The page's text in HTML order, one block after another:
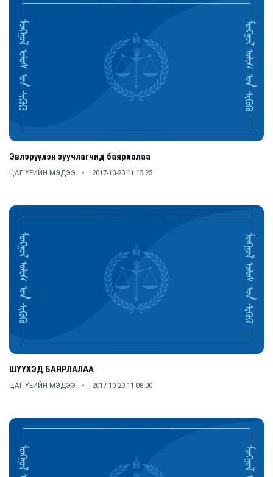
Эвлэрүүлэн зуучлагчид баярлалаа
ЦАГ ҮЕИЙН МЭДЭЭ 2017-10-20 11:15:25
ШҮҮХЭД БАЯРЛАЛАА
ЦАГ ҮЕИЙН МЭДЭЭ 2017-10-20 11:08:00